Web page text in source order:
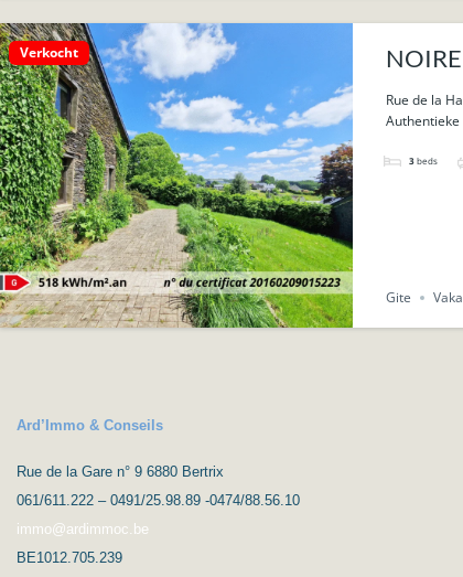
Verkocht
Rue de la
Authentieke
3 beds
Gite
Ard’Immo & Conseils
Rue de la Gare n° 9 6880 Bertrix
061/611.222 – 0491/25.98.89 -0474/88.56.10
immo@ardimmoc.be
BE1012.705.239